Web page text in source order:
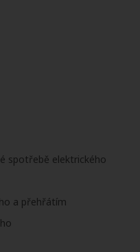
spotřebě elektrického
a přehřátím